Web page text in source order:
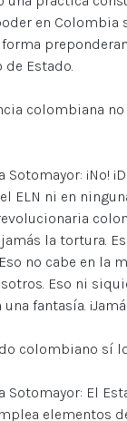
en Colombia
Estado.
colombiana
¡No!
ELN ni en
la tortura.
no cabe en la
Eso ni
fantasía.
colombiano sí lo
Sotomayor: El
elementos